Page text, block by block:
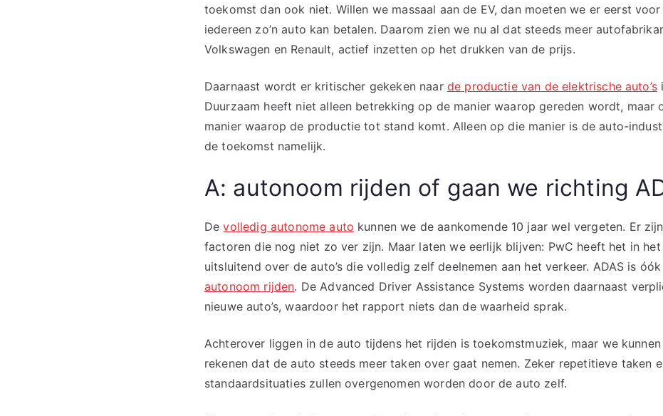
toekomst dan ook niet. Willen we massaal aan de EV, dan moeten we er eerst
iedereen zo’n auto kan betalen. Daarom zien we nu al dat steeds meer
Volkswagen en Renault, actief inzetten op het drukken van de prijs.
Daarnaast wordt er kritischer gekeken naar de productie van de elektrische auto’s
Duurzaam heeft niet alleen betrekking op de manier waarop gereden wordt, maar
manier waarop de productie tot stand komt. Alleen op die manier is de auto-
de toekomst namelijk.
A: autonoom rijden of gaan we richting
Devolledig autonome auto kunnen we de aankomende 10 jaar wel vergeten. Er
factoren die nog niet zo ver zijn. Maar laten we eerlijk blijven: PwC heeft het in
uitsluitend over de auto’s die volledig zelf deelnemen aan het verkeer. ADAS is
autonoom rijden. De Advanced Driver Assistance Systems worden daarnaast
nieuwe auto’s, waardoor het rapport niets dan de waarheid sprak.
Achterover liggen in de auto tijdens het rijden is toekomstmuziek, maar we
rekenen dat de auto steeds meer taken over gaat nemen. Zeker repetitieve taken
standaardsituaties zullen overgenomen worden door de auto zelf.